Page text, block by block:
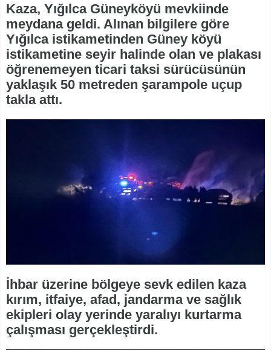
Kaza, Yığılca Güneyköyü mevkiinde
meydana geldi. Alınan bilgilere göre
Yığılca istikametinden Güney köyü
istikametine seyir halinde olan ve plakası
öğrenemeyen ticari taksi sürücüsünün
yaklaşık 50 metreden şarampole uçup
takla attı.
İhbar üzerine bölgeye sevk edilen kaza
kırım, itfaiye, afad, jandarma ve sağlık
ekipleri olay yerinde yaralıyı kurtarma
çalışması gerçekleştirdi.